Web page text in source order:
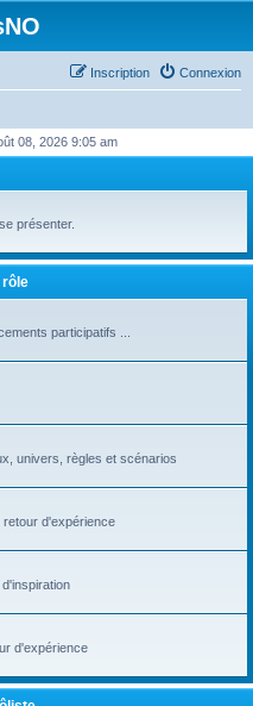
Connexion
Inscription
08, 2026 9:05 am
présenter.
rôle
participatifs ...
univers, règles et scénarios
d'expérience
d'expérience